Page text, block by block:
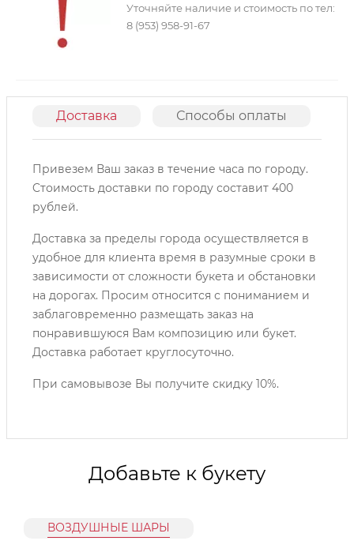
Уточняйте наличие и стоимость по тел:
8 (953) 958-91-67
Доставка Способы оплаты
Привезем Ваш заказ в течение часа по городу.
Cтоимость доставки по городу составит 400
рублей.
Доставка за пределы города осуществляется в
удобное для клиента время в разумные сроки в
зависимости от сложности букета и обстановки
на дорогах. Просим относится с пониманием и
заблаговременно размещать заказ на
понравившуюся Вам композицию или букет.
Доставка работает круглосуточно.
При самовывозе Вы получите скидку 10%.
Добавьте к букету
ВОЗДУШНЫЕ ШАРЫ